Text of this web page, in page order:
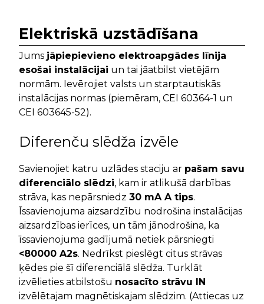
Elektriskā uzstādīšana
Jums jāpiepievieno elektroapgādes līnija
esošai instalācijai un tai jāatbilst vietējām
normām. Ievērojiet valsts un starptautiskās
instalācijas normas (piemēram, CEI 60364-1 un
CEI 603645-52).
Diferenču slēdža izvēle
Savienojiet katru uzlādes staciju ar pašam savu
diferenciālo slēdzi, kam ir atlikušā darbības
strāva, kas nepārsniedz 30 mA A tips.
Īssavienojuma aizsardzību nodrošina instalācijas
aizsardzības ierīces, un tām jānodrošina, ka
īssavienojuma gadījumā netiek pārsniegti
<80000 A2s. Nedrīkst pieslēgt citus strāvas
ķēdes pie šī diferenciālā slēdža. Turklāt
izvēlieties atbilstošu nosacīto strāvu IN
izvēlētajam magnētiskajam slēdzim. (Attiecas uz